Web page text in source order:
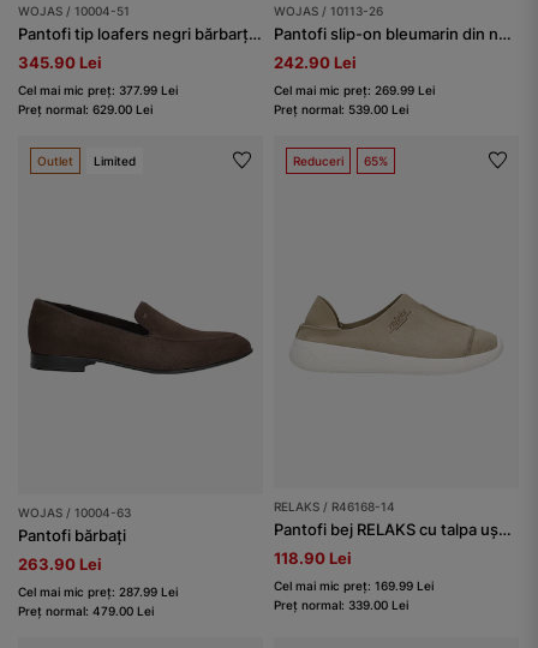
WOJAS / 10004-51
Pantofi tip loafers negri bărbarți apron oe
345.90 Lei
Cel mai mic preț: 377.99 Lei
Preț normal: 629.00 Lei
WOJAS / 10113-26
Pantofi slip-on bleumarin din nubuc bărbați
242.90 Lei
Cel mai mic preț: 269.99 Lei
Preț normal: 539.00 Lei
Outlet Limited
WOJAS / 10004-63
Pantofi bărbați
263.90 Lei
Cel mai mic preț: 287.99 Lei
Preț normal: 479.00 Lei
Reduceri 65%
RELAKS / R46168-14
Pantofi bej RELAKS cu talpa ușoară
118.90 Lei
Cel mai mic preț: 169.99 Lei
Preț normal: 339.00 Lei